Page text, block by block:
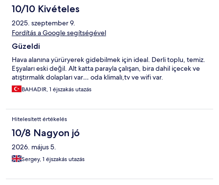
10/10 Kivételes
2025. szeptember 9.
Fordítás a Google segítségével
Güzeldi
Hava alanına yürüryerek gidebilmek için ideal. Derli toplu, temiz.
Eşyaları eski değil. Alt katta parayla çalışan, bira dahil içecek ve
atıştırmalık dolapları var… oda klimalı,tv ve wifi var.
BAHADIR, 1 éjszakás utazás
Hitelesített értékelés
10/8 Nagyon jó
2026. május 5.
Sergey, 1 éjszakás utazás